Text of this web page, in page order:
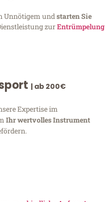
Unnötigem und starten Sie
zurEntrümpelung
| ab 200€
Expertise im
Ihr wertvolles Instrument